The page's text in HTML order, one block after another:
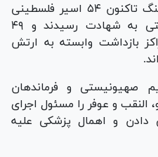
براساس این گزارش، از آغاز جنگ تاکنون ۵۴ اسیر فلسطینی
در زندان‌های رژیم صهیونیستی به شهادت رسیدند و ۴۹
بازداشت وابسته به ارتش
صهیونیستی و فرماندهان
النقب و عوفر را مسئول اجرای
و اهمال پزشکی علیه